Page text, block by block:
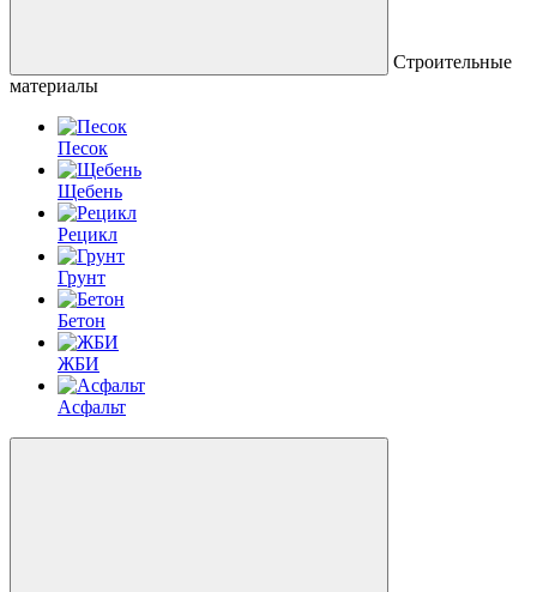
Строительные
материалы
Песок
Щебень
Рецикл
Грунт
Бетон
ЖБИ
Асфальт